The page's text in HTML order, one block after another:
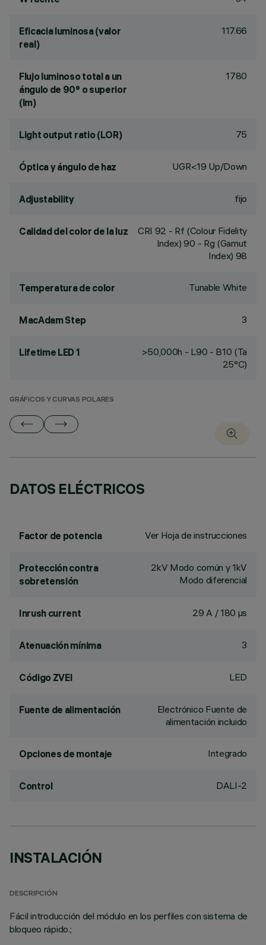
Eficacia luminosa (valor
real)
117.66
Flujo luminoso total a un
ángulo de 90° o superior
(lm)
1780
Light output ratio (LOR) 75
Óptica y ángulo de haz UGR<19 Up/Down
Adjustability fijo
Calidad del color de la luz CRI 92 - Rf (Colour Fidelity
Index) 90 - Rg (Gamut
Index) 98
Temperatura de color Tunable White
MacAdam Step 3
Lifetime LED 1
>50,000h - L90 - B10 (Ta
25°C)
GRÁFICOS Y CURVAS POLARES
DATOS ELÉCTRICOS
Factor de potencia Ver Hoja de instrucciones
Protección contra
sobretensión
2kV Modo común y 1kV
Modo diferencial
Inrush current 29 A / 180 µs
Atenuación mínima 3
Código ZVEI LED
Fuente de alimentación
Electrónico Fuente de
alimentación incluido
Opciones de montaje Integrado
Control DALI-2
INSTALACIÓN
DESCRIPCIÓN
Fácil introducción del módulo en los perfiles con sistema de
bloqueo rápido.;